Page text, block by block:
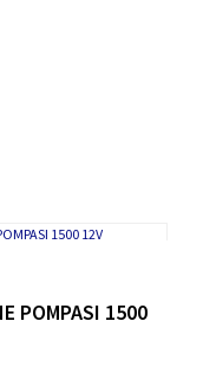
POMPASI 1500